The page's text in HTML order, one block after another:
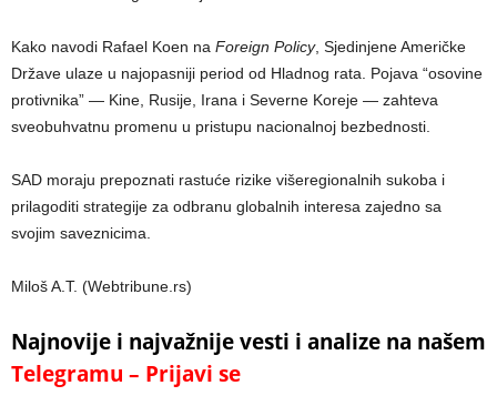
Kako navodi Rafael Koen na Foreign Policy, Sjedinjene Američke
Države ulaze u najopasniji period od Hladnog rata. Pojava “osovine
protivnika” — Kine, Rusije, Irana i Severne Koreje — zahteva
sveobuhvatnu promenu u pristupu nacionalnoj bezbednosti.
SAD moraju prepoznati rastuće rizike višeregionalnih sukoba i
prilagoditi strategije za odbranu globalnih interesa zajedno sa
svojim saveznicima.
Miloš A.T. (Webtribune.rs)
Najnovije i najvažnije vesti i analize na našem
Telegramu – Prijavi se